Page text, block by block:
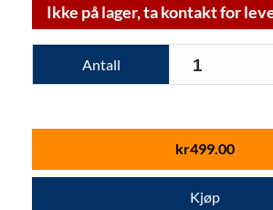
Ikke på lager, ta kontakt for
Antall
kr499.00
Kjøp